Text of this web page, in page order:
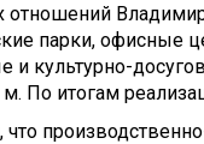
отношений
парки, офисные
и культурно-
По итогам
что